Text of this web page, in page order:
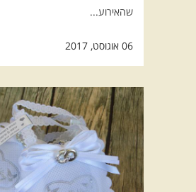
שהאירוע...
06 אוגוסט, 2017